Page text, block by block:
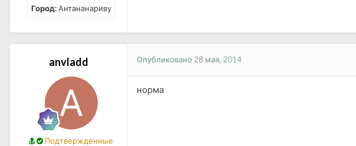
Город:Антананариву
anvladd
Подтвержденные
Опубликовано 28 мая, 2014
норма